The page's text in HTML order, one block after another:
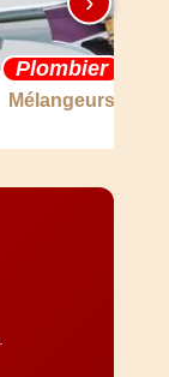
Plombier
Mélangeurs